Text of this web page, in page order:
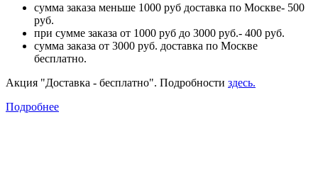
сумма заказа меньше 1000 руб доставка по Москве- 500
руб.
при сумме заказа от 1000 руб до 3000 руб.- 400 руб.
сумма заказа от 3000 руб. доставка по Москве
бесплатно.
Акция "Доставка - бесплатно". Подробности здесь.
Подробнее